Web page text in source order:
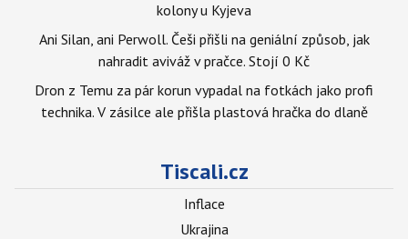
kolony u Kyjeva
Ani Silan, ani Perwoll. Češi přišli na geniální způsob, jak
nahradit aviváž v pračce. Stojí 0 Kč
Dron z Temu za pár korun vypadal na fotkách jako profi
technika. V zásilce ale přišla plastová hračka do dlaně
Tiscali.cz
Inflace
Ukrajina